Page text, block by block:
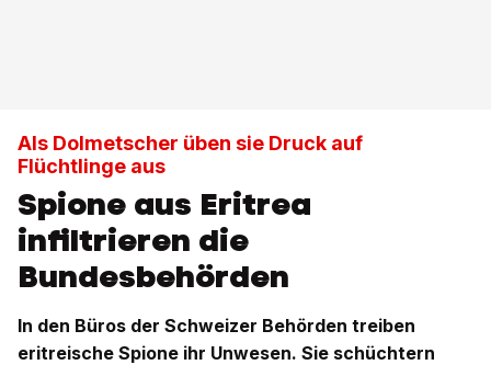
Als Dolmetscher üben sie Druck auf
Flüchtlinge aus
Spione aus Eritrea
infiltrieren die
Bundesbehörden
In den Büros der Schweizer Behörden treiben
eritreische Spione ihr Unwesen. Sie schüchtern